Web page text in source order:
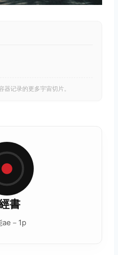
器记录的更多宇宙切片。
書
ae－1p